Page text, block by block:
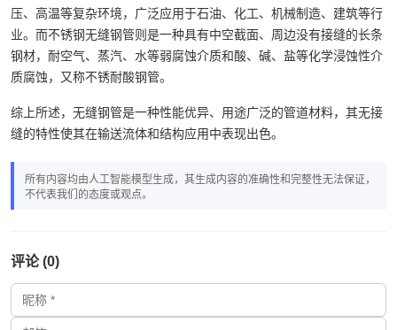
压、高温等复杂环境，广泛应用于石油、化工、机械制造、建筑等行
业。而不锈钢无缝钢管则是一种具有中空截面、周边没有接缝的长条
钢材，耐空气、蒸汽、水等弱腐蚀介质和酸、碱、盐等化学浸蚀性介
质腐蚀，又称不锈耐酸钢管。
综上所述，无缝钢管是一种性能优异、用途广泛的管道材料，其无接
缝的特性使其在输送流体和结构应用中表现出色。
所有内容均由人工智能模型生成，其生成内容的准确性和完整性无法保证，
不代表我们的态度或观点。
评论 (0)